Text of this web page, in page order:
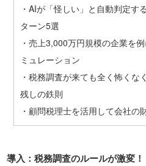
・AIが「怪しい」と自動判定す
ターン5選
・売上3,000万円規模の企業を
ミュレーション
・税務調査が来ても全く怖く
残しの鉄則
・顧問税理士を活用して会社の
導入：税務調査のルールが激変